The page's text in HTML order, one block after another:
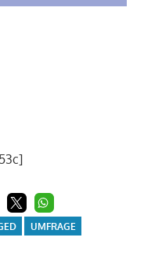
UMFRAGE